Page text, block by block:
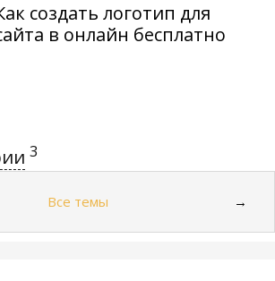
создать логотип для
в онлайн бесплатно
3
Все темы →